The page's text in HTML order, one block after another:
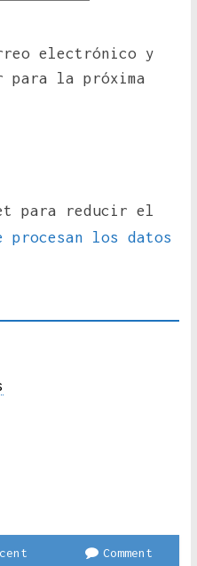
electrónico y
para la próxima
para reducir el
procesan los datos
Comment